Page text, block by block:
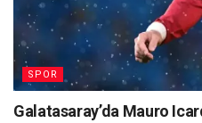
SPOR
Galatasaray’da Mauro